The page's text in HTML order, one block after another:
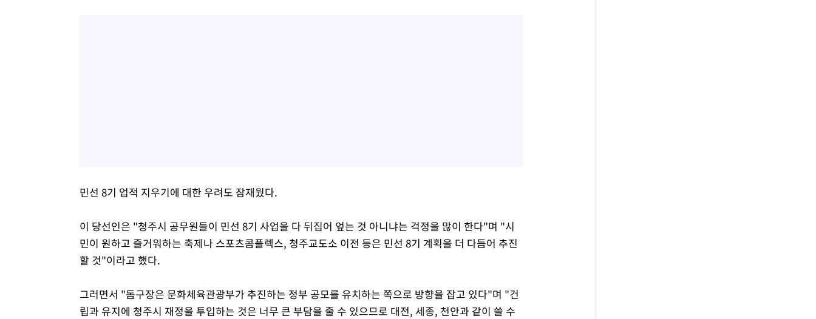
민선 8기 업적 지우기에 대한 우려도 잠재웠다.
이 당선인은 "청주시 공무원들이 민선 8기 사업을 다 뒤집어 엎는 것 아니냐는 걱정을 많이 한다"며 "시
민이 원하고 즐거워하는 축제나 스포츠콤플렉스, 청주교도소 이전 등은 민선 8기 계획을 더 다듬어 추진
할 것"이라고 했다.
그러면서 "돔구장은 문화체육관광부가 추진하는 정부 공모를 유치하는 쪽으로 방향을 잡고 있다"며 "건
립과 유지에 청주시 재정을 투입하는 것은 너무 큰 부담을 줄 수 있으므로 대전, 세종, 천안과 같이 쓸 수